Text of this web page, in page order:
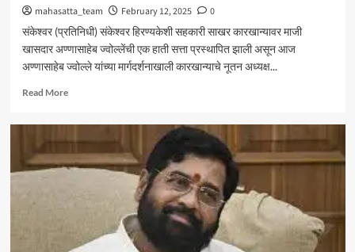
mahasatta_team February 12, 2025
0
संकेश्वर (प्रतिनिधी) संकेश्वर हिरण्यकेशी सहकारी साखर कारखान्यावर माजी
खासदार अण्णासाहेब ज्वोल्लेंची एक हाती सत्ता प्रस्थापित झाली असून आज
अण्णासाहेब ज्वोल्ले यांच्या मार्गदर्शनाखाली कारखान्याचे नूतन अध्यक्ष...
Read MoreRead
साखर
सत्ता..